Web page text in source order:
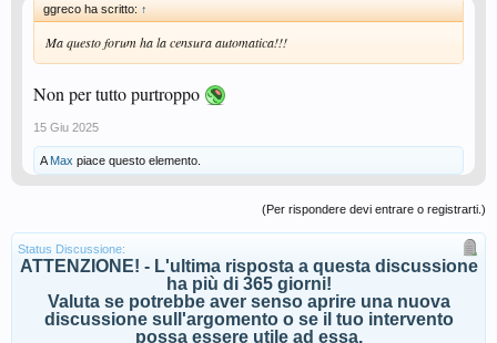
ggreco ha scritto: ↑
Ma questo forum ha la censura automatica!!!
Non per tutto purtroppo
15 Giu 2025
A Max piace questo elemento.
(Per rispondere devi entrare o registrarti.)
Status Discussione:
ATTENZIONE! - L'ultima risposta a questa discussione
ha più di 365 giorni!
Valuta se potrebbe aver senso aprire una nuova
discussione sull'argomento o se il tuo intervento
possa essere utile ad essa.